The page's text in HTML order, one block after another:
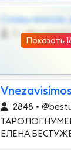
Показать
Сливы вписок,
0 •
2848 •
ЕЛЕНА